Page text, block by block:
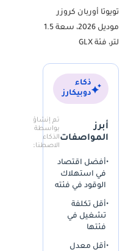
تويوتا أوربان كروزر
موديل 2026، سعة 1.5
لتر، فئة GLX
ذكاء
دوبيكارز
أبرز
المواصفات
تم إنشاؤه
بواسطة
الذكاء
الاصطناعي
•أفضل اقتصاد
في استهلاك
الوقود في فئته
•أقل تكلفة
تشغيل في
فئتها
•أقل معدل
الرمادي المعدني مرغوبًا فيه
والرياض، لأنه يخفي غبار الصحراء
قادمة. يتيح هذا العرض للمشتري
التأخيرات المعتادة المرتبطة
GLX مقابل الفئات الأقل
أساسية للتنقل في مواقف
والأبراج السكنية في دول مجلس
لك تجربة معلومات وترفيه
حجمًا (9 بوصات) وشاشة عرض
على الزجاج الأمامي. كما تُضيف
وإضاءة داخلية محيطية، مما يُضفي